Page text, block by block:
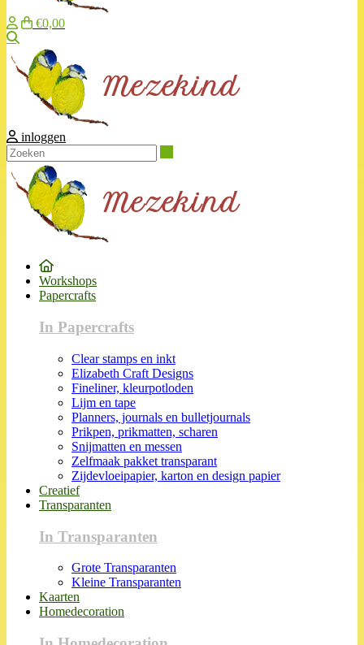
€0,00
inloggen
Workshops
Papercrafts
In Papercrafts
Clear stamps en inkt
Elizabeth Craft Designs
Fineliner, kleurpotloden
Lijm en tape
Planners, journals en bulletjournals
Prikpen, prikmatten, scharen
Snijmatten en messen
Zelfmaak pakket transparant
Zijdevloeipapier, karton en design papier
Creatief
Transparanten
In Transparanten
Grote Transparanten
Kleine Transparanten
Kaarten
Homedecoration